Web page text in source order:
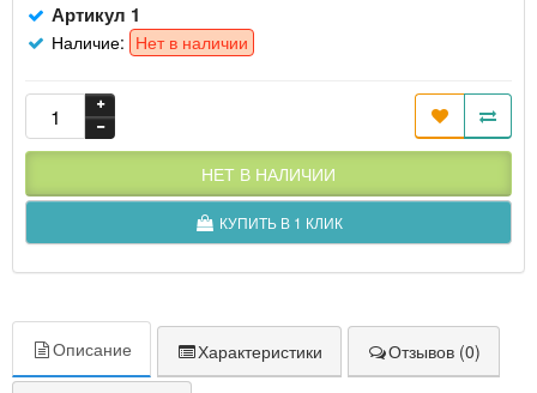
Артикул 1
Наличие: Нет в наличии
НЕТ В НАЛИЧИИ
КУПИТЬ В 1 КЛИК
Описание Характеристики Отзывов (0)